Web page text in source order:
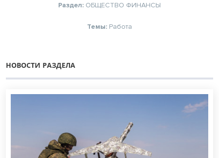
Раздел: ОБЩЕСТВО ФИНАНСЫ
Темы: Работа
НОВОСТИ РАЗДЕЛА